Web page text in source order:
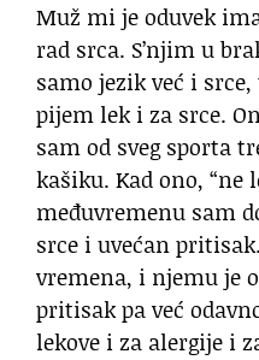
Muž mi je oduvek
rad srca. S’njim u
samo jezik već i
pijem lek i za srce.
sam od sveg sporta
kašiku. Kad ono, “ne
međuvremenu sam
srce i uvećan
vremena, i njemu je
pritisak pa već
lekove i za alergije i